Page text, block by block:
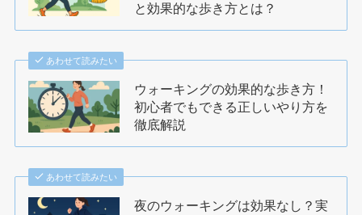
と効果的な歩き方とは？
あわせて読みたい
ウォーキングの効果的な歩き方！
初心者でもできる正しいやり方を
徹底解説
あわせて読みたい
夜のウォーキングは効果なし？実